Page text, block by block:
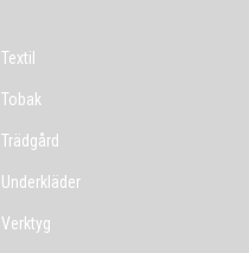
Textil
Tobak
Trädgård
Underkläder
Verktyg